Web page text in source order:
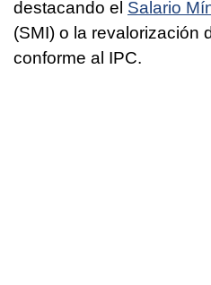
destacando el Salario
(SMI) o la revalorización
conforme al IPC.